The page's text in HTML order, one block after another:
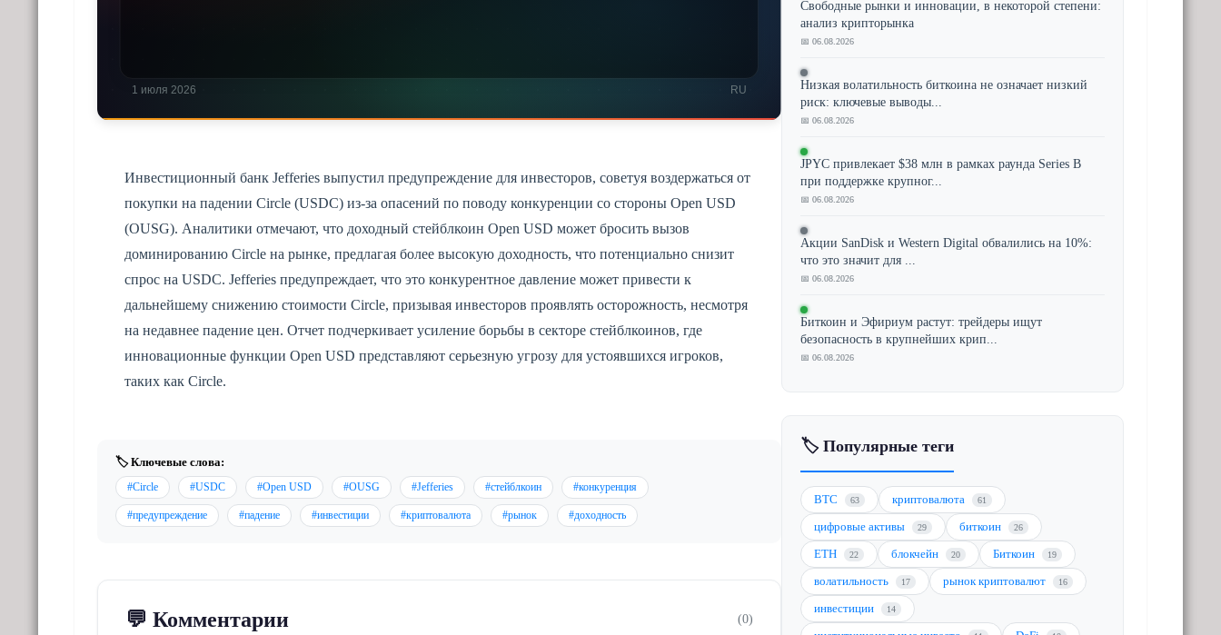
Инвестиционный банк Jefferies выпустил предупреждение для инвесторов, советуя воздержаться от
покупки на падении Circle (USDC) из-за опасений по поводу конкуренции со стороны Open USD
(OUSG). Аналитики отмечают, что доходный стейблкоин Open USD может бросить вызов
доминированию Circle на рынке, предлагая более высокую доходность, что потенциально снизит
спрос на USDC. Jefferies предупреждает, что это конкурентное давление может привести к
дальнейшему снижению стоимости Circle, призывая инвесторов проявлять осторожность, несмотря
на недавнее падение цен. Отчет подчеркивает усиление борьбы в секторе стейблкоинов, где
инновационные функции Open USD представляют серьезную угрозу для устоявшихся игроков,
таких как Circle.
🏷️ Ключевые слова:
#Circle #USDC #Open USD #OUSG #Jefferies #стейблкоин #конкуренция
#предупреждение #падение #инвестиции #криптовалюта #рынок #доходность
💬 Комментарии (0)
Свободные рынки и инновации, в некоторой степени:
анализ крипторынка
📅 06.08.2026
Низкая волатильность биткоина не означает низкий
риск: ключевые выводы...
📅 06.08.2026
JPYC привлекает $38 млн в рамках раунда Series B
при поддержке крупног...
📅 06.08.2026
Акции SanDisk и Western Digital обвалились на 10%:
что это значит для ...
📅 06.08.2026
Биткоин и Эфириум растут: трейдеры ищут
безопасность в крупнейших крип...
📅 06.08.2026
🏷️ Популярные теги
BTC 63 криптовалюта 61
цифровые активы 29 биткоин 26
ETH 22 блокчейн 20 Биткоин 19
волатильность 17 рынок криптовалют 16
инвестиции 14